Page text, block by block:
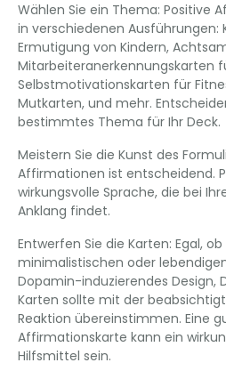
Wählen Sie ein Thema: Positive
in verschiedenen Ausführungen:
Ermutigung von Kindern,
Mitarbeiteranerkennungskarten
Selbstmotivationskarten für
Mutkarten, und mehr.
bestimmtes Thema für Ihr Deck.
Meistern Sie die Kunst des
Affirmationen ist entscheidend.
wirkungsvolle Sprache, die bei
Anklang findet.
Entwerfen Sie die Karten: Egal, ob
minimalistischen oder
Dopamin-induzierendes Design,
Karten sollte mit der
Reaktion übereinstimmen. Eine
Affirmationskarte kann ein
Hilfsmittel sein.